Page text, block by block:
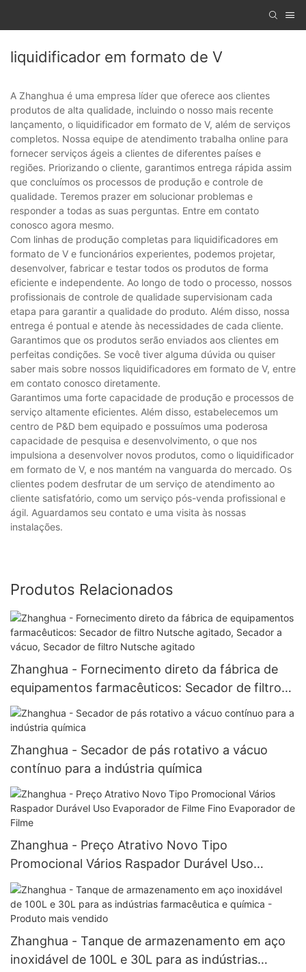
liquidificador em formato de V
A Zhanghua é uma empresa líder que oferece aos clientes
produtos de alta qualidade, incluindo o nosso mais recente
lançamento, o liquidificador em formato de V, além de serviços
completos. Nossa equipe de atendimento trabalha online para
fornecer serviços ágeis a clientes de diferentes países e
regiões. Priorizando o cliente, garantimos entrega rápida assim
que concluímos os processos de produção e controle de
qualidade. Teremos prazer em solucionar problemas e
responder a todas as suas perguntas. Entre em contato
conosco agora mesmo.
Com linhas de produção completas para liquidificadores em
formato de V e funcionários experientes, podemos projetar,
desenvolver, fabricar e testar todos os produtos de forma
eficiente e independente. Ao longo de todo o processo, nossos
profissionais de controle de qualidade supervisionam cada
etapa para garantir a qualidade do produto. Além disso, nossa
entrega é pontual e atende às necessidades de cada cliente.
Garantimos que os produtos serão enviados aos clientes em
perfeitas condições. Se você tiver alguma dúvida ou quiser
saber mais sobre nossos liquidificadores em formato de V, entre
em contato conosco diretamente.
Garantimos uma forte capacidade de produção e processos de
serviço altamente eficientes. Além disso, estabelecemos um
centro de P&D bem equipado e possuímos uma poderosa
capacidade de pesquisa e desenvolvimento, o que nos
impulsiona a desenvolver novos produtos, como o liquidificador
em formato de V, e nos mantém na vanguarda do mercado. Os
clientes podem desfrutar de um serviço de atendimento ao
cliente satisfatório, como um serviço pós-venda profissional e
ágil. Aguardamos seu contato e uma visita às nossas
instalações.
Produtos Relacionados
Zhanghua - Fornecimento direto da fábrica de
equipamentos farmacêuticos: Secador de filtro
Nutsche agitado, Secador a vácuo, Secador de
filtro Nutsche agitado
Zhanghua - Secador de pás rotativo a vácuo
contínuo para a indústria química
Zhanghua - Preço Atrativo Novo Tipo
Promocional Vários Raspador Durável Uso
Evaporador de Filme Fino Evaporador de Filme
Zhanghua - Tanque de armazenamento em aço
inoxidável de 100L e 30L para as indústrias